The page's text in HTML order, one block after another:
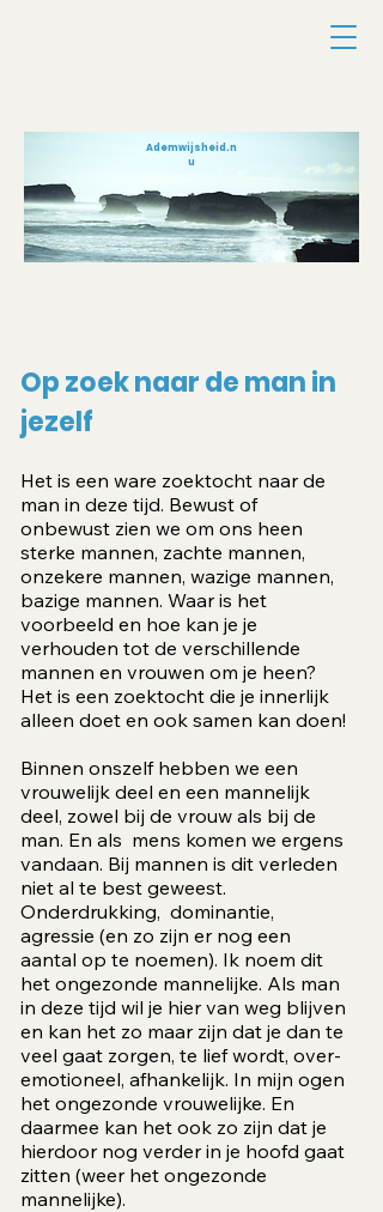
Ademwijsheid.n
u
Op zoek naar de man in
jezelf
Het is een ware zoektocht naar de
man in deze tijd. Bewust of
onbewust zien we om ons heen
sterke mannen, zachte mannen,
onzekere mannen, wazige mannen,
bazige mannen. Waar is het
voorbeeld en hoe kan je je
verhouden tot de verschillende
mannen en vrouwen om je heen?
Het is een zoektocht die je innerlijk
alleen doet en ook samen kan doen!
Binnen onszelf hebben we een
vrouwelijk deel en een mannelijk
deel, zowel bij de vrouw als bij de
man. En als mens komen we ergens
vandaan. Bij mannen is dit verleden
niet al te best geweest.
Onderdrukking, dominantie,
agressie (en zo zijn er nog een
aantal op te noemen). Ik noem dit
het ongezonde mannelijke. Als man
in deze tijd wil je hier van weg blijven
en kan het zo maar zijn dat je dan te
veel gaat zorgen, te lief wordt, over-
emotioneel, afhankelijk. In mijn ogen
het ongezonde vrouwelijke. En
daarmee kan het ook zo zijn dat je
hierdoor nog verder in je hoofd gaat
zitten (weer het ongezonde
mannelijke).